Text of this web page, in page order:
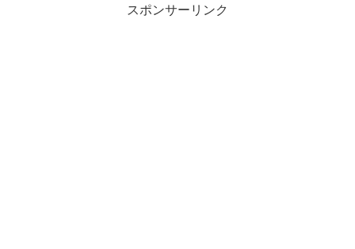
スポンサーリンク